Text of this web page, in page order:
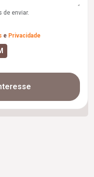
enviar.
e Privacidade